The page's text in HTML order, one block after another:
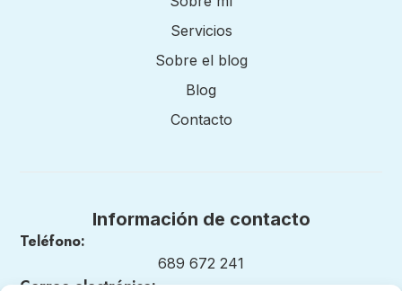
Servicios
Sobre el blog
Blog
Contacto
Información de contacto
Teléfono:
689 672 241
Correo electrónico: